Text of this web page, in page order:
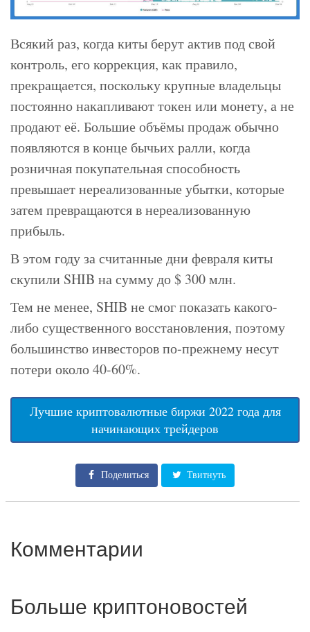
Всякий раз, когда киты берут актив под свой
контроль, его коррекция, как правило,
прекращается, поскольку крупные владельцы
постоянно накапливают токен или монету, а не
продают её. Большие объёмы продаж обычно
появляются в конце бычьих ралли, когда
розничная покупательная способность
превышает нереализованные убытки, которые
затем превращаются в нереализованную
прибыль.
В этом году за считанные дни февраля киты
скупили SHIB на сумму до $ 300 млн.
Тем не менее, SHIB не смог показать какого-
либо существенного восстановления, поэтому
большинство инвесторов по-прежнему несут
потери около 40-60%.
Лучшие криптовалютные биржи 2022 года для
начинающих трейдеров
Поделиться Твитнуть
Комментарии
Больше криптоновостей